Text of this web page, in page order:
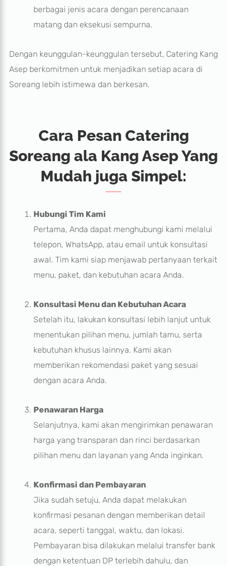
berbagai jenis acara dengan perencanaan
matang dan eksekusi sempurna.
Dengan keunggulan-keunggulan tersebut, Catering Kang
Asep berkomitmen untuk menjadikan setiap acara di
Soreang lebih istimewa dan berkesan.
Cara Pesan Catering
Soreang ala Kang Asep Yang
Mudah juga Simpel:
Hubungi Tim Kami
Pertama, Anda dapat menghubungi kami melalui
telepon, WhatsApp, atau email untuk konsultasi
awal. Tim kami siap menjawab pertanyaan terkait
menu, paket, dan kebutuhan acara Anda.
Konsultasi Menu dan Kebutuhan Acara
Setelah itu, lakukan konsultasi lebih lanjut untuk
menentukan pilihan menu, jumlah tamu, serta
kebutuhan khusus lainnya. Kami akan
memberikan rekomendasi paket yang sesuai
dengan acara Anda.
Penawaran Harga
Selanjutnya, kami akan mengirimkan penawaran
harga yang transparan dan rinci berdasarkan
pilihan menu dan layanan yang Anda inginkan.
Konfirmasi dan Pembayaran
Jika sudah setuju, Anda dapat melakukan
konfirmasi pesanan dengan memberikan detail
acara, seperti tanggal, waktu, dan lokasi.
Pembayaran bisa dilakukan melalui transfer bank
dengan ketentuan DP terlebih dahulu, dan